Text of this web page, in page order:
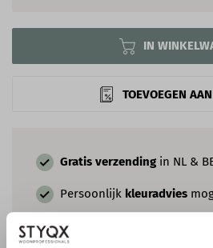
Gratis verzending in NL &
Persoonlijk kleuradvies
Milieu- en
IN
TOEVOEGEN